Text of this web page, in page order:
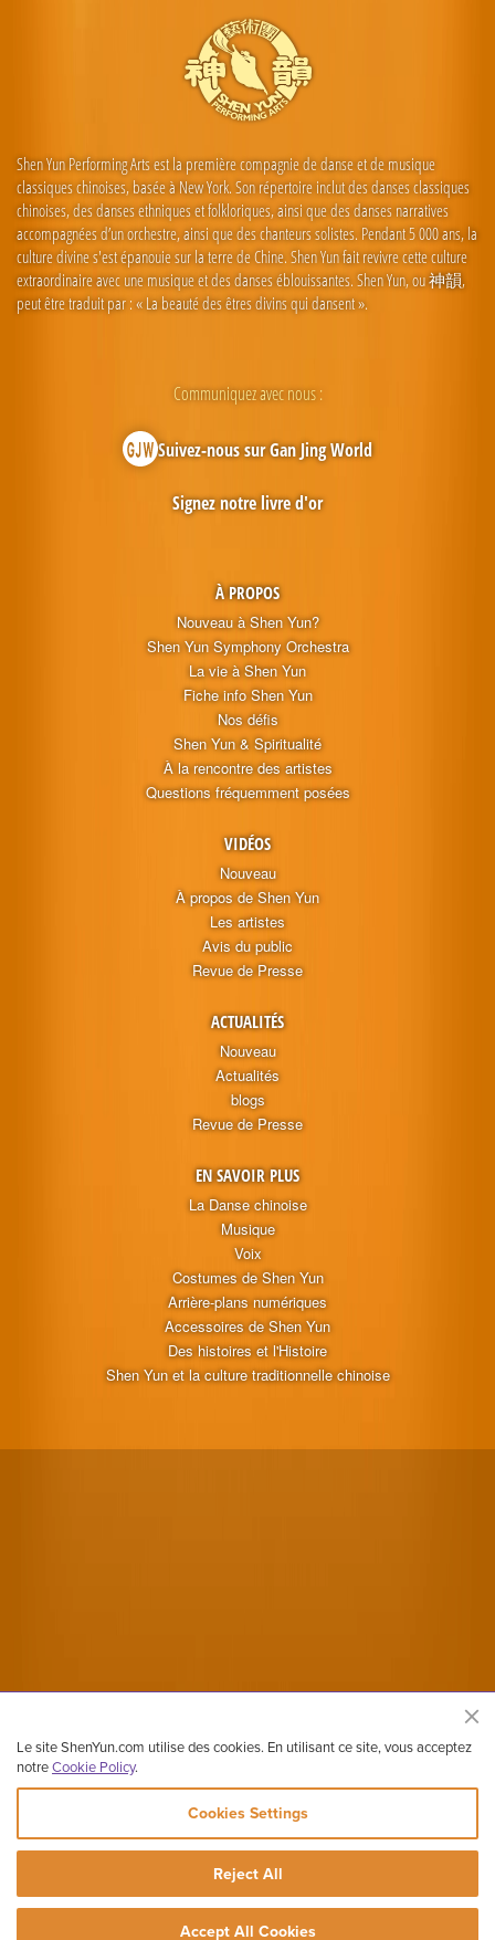
Shen Yun Performing Arts est la première compagnie de danse et de musique
classiques chinoises, basée à New York. Son répertoire inclut des danses classiques
chinoises, des danses ethniques et folkloriques, ainsi que des danses narratives
accompagnées d’un orchestre, ainsi que des chanteurs solistes. Pendant 5 000 ans, la
culture divine s'est épanouie sur la terre de Chine. Shen Yun fait revivre cette culture
extraordinaire avec une musique et des danses éblouissantes. Shen Yun, ou 神韻,
peut être traduit par : « La beauté des êtres divins qui dansent ».
À PROPOS
Nouveau à Shen Yun?
Shen Yun Symphony Orchestra
La vie à Shen Yun
Fiche info Shen Yun
Nos défis
Shen Yun & Spiritualité
À la rencontre des artistes
Questions fréquemment posées
VIDÉOS
Nouveau
À propos de Shen Yun
Les artistes
Avis du public
Revue de Presse
ACTUALITÉS
Nouveau
Actualités
blogs
Revue de Presse
EN SAVOIR PLUS
La Danse chinoise
Musique
Voix
Costumes de Shen Yun
Arrière-plans numériques
Accessoires de Shen Yun
Des histoires et l'Histoire
Shen Yun et la culture traditionnelle chinoise
Communiquez avec nous :
Suivez-nous sur Gan Jing World
Signez notre livre d'or
Site officiel de Shen Yun Performing Arts
Le site ShenYun.com utilise des cookies. En utilisant ce site, vous acceptez
notreCookie Policy.
Cookies Settings
Reject All
Accept All Cookies